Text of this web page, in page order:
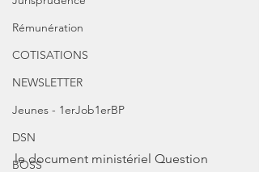
Rémunération
COTISATIONS
NEWSLETTER
Jeunes - 1erJob1erBP
DSN
BOSS
le document ministériel Question